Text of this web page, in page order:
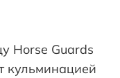
Horse Guards
кульминацией